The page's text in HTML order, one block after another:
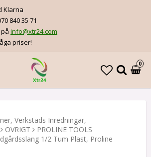
Klarna
840 35 71
info@xtr24.com
priser!
0
Verkstads Inredningar,
ÖVRIGT
PROLINE TOOLS
1/2 Tum Plast, Proline